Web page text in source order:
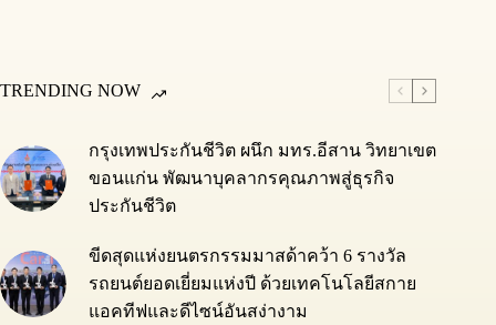
TRENDING NOW
กรุงเทพประกันชีวิต ผนึก มทร.อีสาน วิทยาเขต
ขอนแก่น พัฒนาบุคลากรคุณภาพสู่ธุรกิจ
ประกันชีวิต
ขีดสุดแห่งยนตรกรรมมาสด้าคว้า 6 รางวัล
รถยนต์ยอดเยี่ยมแห่งปี ด้วยเทคโนโลยีสกาย
แอคทีฟและดีไซน์อันสง่างาม